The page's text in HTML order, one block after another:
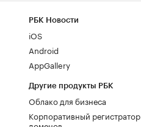
РБК Новости
iOS
Android
AppGallery
Другие продукты РБК
Облако для бизнеса
Корпоративный регистратор